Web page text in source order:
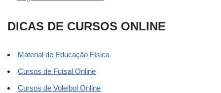
DICAS DE CURSOS ONLINE
Material de Educação Física
Cursos de Futsal Online
Cursos de Voleibol Online